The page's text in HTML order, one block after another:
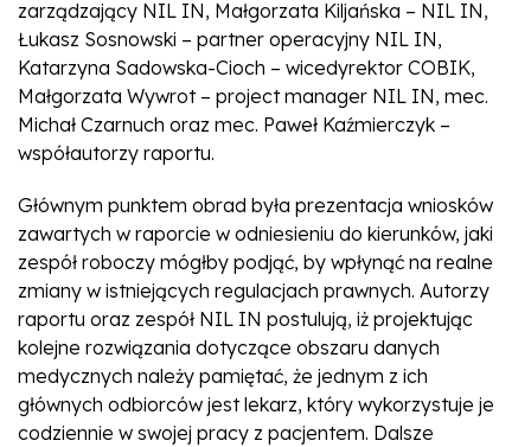
zarządzający NIL IN, Małgorzata Kiljańska – NIL IN,
Łukasz Sosnowski – partner operacyjny NIL IN,
Katarzyna Sadowska-Cioch – wicedyrektor COBIK,
Małgorzata Wywrot – project manager NIL IN, mec.
Michał Czarnuch oraz mec. Paweł Kaźmierczyk –
współautorzy raportu.
Głównym punktem obrad była prezentacja wniosków
zawartych w raporcie w odniesieniu do kierunków, jaki
zespół roboczy mógłby podjąć, by wpłynąć na realne
zmiany w istniejących regulacjach prawnych. Autorzy
raportu oraz zespół NIL IN postulują, iż projektując
kolejne rozwiązania dotyczące obszaru danych
medycznych należy pamiętać, że jednym z ich
głównych odbiorców jest lekarz, który wykorzystuje je
codziennie w swojej pracy z pacjentem. Dalsze